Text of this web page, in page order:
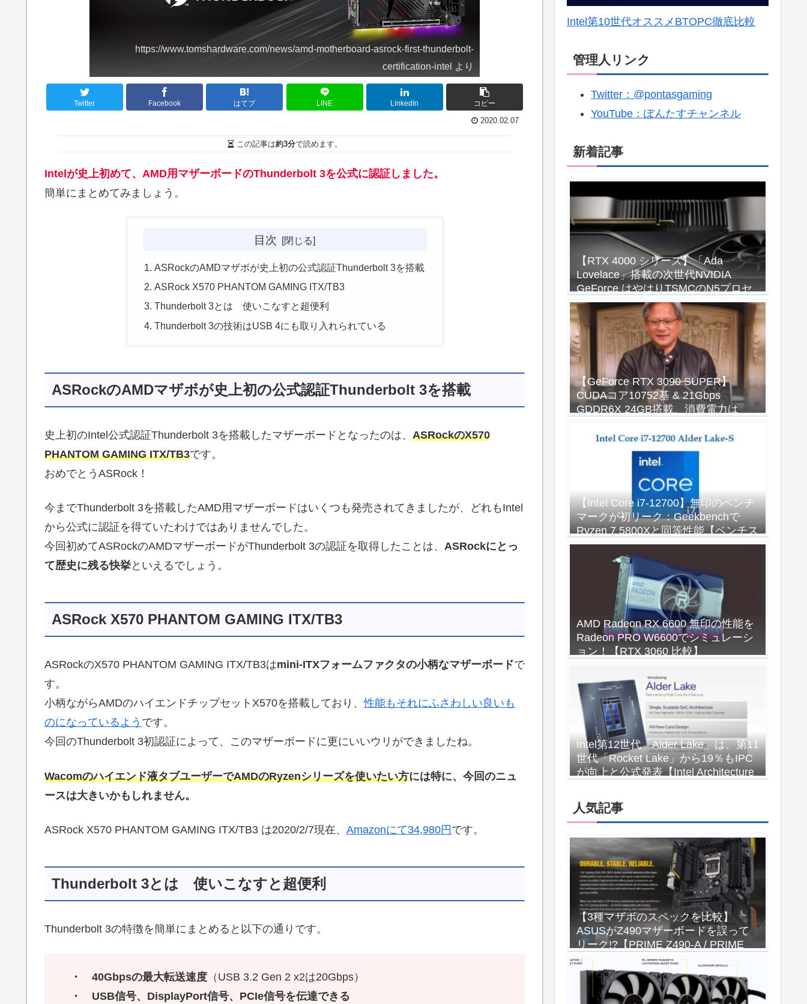
https://www.tomshardware.com/news/amd-motherboard-asrock-first-thunderbolt-
certification-intel より
Twitter Facebook はてブ LINE LinkedIn コピー
2020.02.07
この記事は約3分で読めます。
Intelが史上初めて、AMD用マザーボードのThunderbolt 3を公式に認証しました。
簡単にまとめてみましょう。
目次
ASRockのAMDマザボが史上初の公式認証Thunderbolt 3を搭載
ASRock X570 PHANTOM GAMING ITX/TB3
Thunderbolt 3とは 使いこなすと超便利
Thunderbolt 3の技術はUSB 4にも取り入れられている
ASRockのAMDマザボが史上初の公式認証Thunderbolt 3を搭載
史上初のIntel公式認証Thunderbolt 3を搭載したマザーボードとなったのは、 ASRockのX570
PHANTOM GAMING ITX/TB3です。
おめでとうASRock！
今までThunderbolt 3を搭載したAMD用マザーボードはいくつも発売されてきましたが、どれもIntel
から公式に認証を得ていたわけではありませんでした。
今回初めてASRockのAMDマザーボードがThunderbolt 3の認証を取得したことは、 ASRockにとっ
て歴史に残る快挙といえるでしょう。
ASRock X570 PHANTOM GAMING ITX/TB3
ASRockのX570 PHANTOM GAMING ITX/TB3はmini-ITXフォームファクタの小柄なマザーボードで
す。
小柄ながらAMDのハイエンドチップセットX570を搭載しており、性能もそれにふさわしい良いも
のになっているよう です。
今回のThunderbolt 3初認証によって、このマザーボードに更にいいウリができましたね。
Wacomのハイエンド液タブユーザーでAMDのRyzenシリーズを使いたい方には特に、今回のニュ
ースは大きいかもしれません。
ASRock X570 PHANTOM GAMING ITX/TB3 は2020/2/7現在、 Amazonにて34,980円です。
Thunderbolt 3とは 使いこなすと超便利
Thunderbolt 3の特徴を簡単にまとめると以下の通りです。
・ 40Gbpsの最大転送速度（USB 3.2 Gen 2 x2は20Gbps）
・ USB信号、DisplayPort信号、PCIe信号を伝達できる
Intel第10世代オススメBTOPC徹底比較
管理人リンク
Twitter：@pontasgaming
YouTube：ぽんたすチャンネル
新着記事
【RTX 4000 シリーズ】「Ada
Lovelace」搭載の次世代NVIDIA
GeForce はやはりTSMCのN5プロセ
ス採用か【RTX 4090 ウワサ】
【GeForce RTX 3090 SUPER】
CUDAコア10752基 & 21Gbps
GDDR6X 24GB搭載、消費電力は
予想】
【Intel Core i7-12700】無印のベンチ
マークが初リーク：Geekbenchで
Ryzen 7 5800Xと同等性能【ベンチス
コア比較】
AMD Radeon RX 6600 無印の性能を
Radeon PRO W6600でシミュレーシ
ョン！【RTX 3060 比較】
Intel第12世代「Alder Lake」は、第11
世代「Rocket Lake」から19％もIPC
が向上と公式発表【Intel Architecture
人気記事
【3種マザボのスペックを比較】
ASUSがZ490マザーボードを誤って
リーク!?【PRIME Z490-A / PRIME
Z490-P / TUF Gaming Z490-PLUS
WiFi】